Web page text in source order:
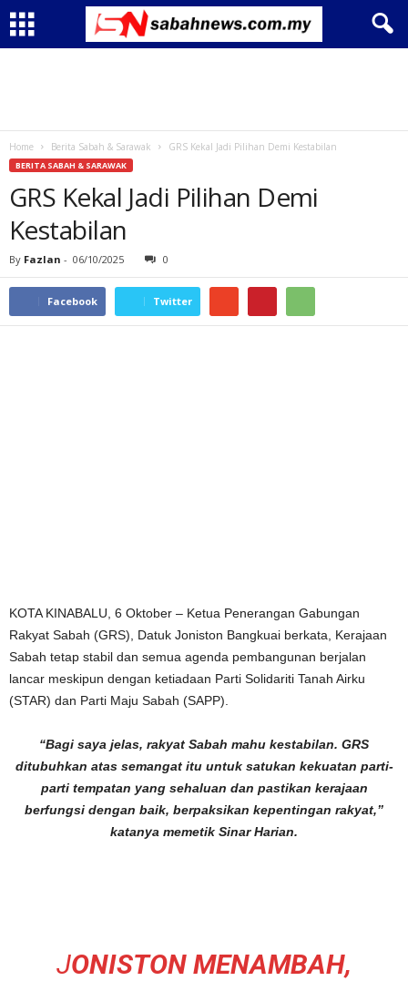
Home Berita Sabah & Sarawak GRS Kekal Jadi Pilihan Demi Kestabilan
BERITA SABAH & SARAWAK
GRS Kekal Jadi Pilihan Demi
Kestabilan
By Fazlan - 06/10/2025 0
Facebook Twitter
KOTA KINABALU, 6 Oktober – Ketua Penerangan Gabungan
Rakyat Sabah (GRS), Datuk Joniston Bangkuai berkata, Kerajaan
Sabah tetap stabil dan semua agenda pembangunan berjalan
lancar meskipun dengan ketiadaan Parti Solidariti Tanah Airku
(STAR) dan Parti Maju Sabah (SAPP).
“Bagi saya jelas, rakyat Sabah mahu kestabilan. GRS
ditubuhkan atas semangat itu untuk satukan kekuatan parti-
parti tempatan yang sehaluan dan pastikan kerajaan
berfungsi dengan baik, berpaksikan kepentingan rakyat,”
katanya memetik Sinar Harian.
JONISTON MENAMBAH,